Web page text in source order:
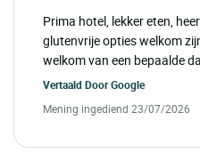
Prima hotel, lekker eten,
glutenvrije opties welkom
welkom van een bepaalde
Vertaald DoorGoogle
Mening ingediend 23/07/2026